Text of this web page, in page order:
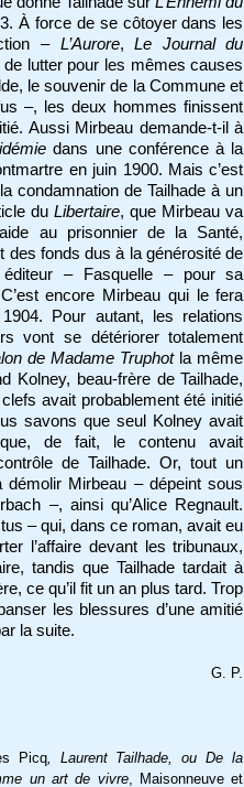
À force de se côtoyer dans les
– L’Aurore,Le Journal du
lutter pour les mêmes causes
le souvenir de la Commune et
–, les deux hommes finissent
Aussi Mirbeau demande-t-il à
dans une conférence à la
en juin 1900. Mais c’est
condamnation de Tailhade à un
duLibertaire, que Mirbeau va
au prisonnier de la Santé,
des fonds dus à la générosité de
– Fasquelle – pour sa
encore Mirbeau qui le fera
Pour autant, les relations
vont se détériorer totalement
de Madame Truphotla même
Kolney, beau-frère de Tailhade,
avait probablement été initié
savons que seul Kolney avait
que, de fait, le contenu avait
de Tailhade. Or, tout un
Mirbeau – dépeint sous
–, ainsi qu’Alice Regnault.
– qui, dans ce roman, avait eu
l’affaire devant les tribunaux,
tandis que Tailhade tardait à
ce qu’il fit un an plus tard. Trop
les blessures d’une amitié
la suite.
G. P.
Picq, Laurent Tailhade, ou De la
un art de vivre, Maisonneuve et